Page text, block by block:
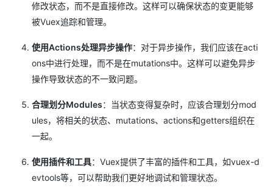
修改状态，而不是直接修改。这样可以确保状态的变更能够
被Vuex追踪和管理。
使用Actions处理异步操作：对于异步操作，我们应该在acti
ons中进行处理，而不是在mutations中。这样可以避免异步
操作导致状态的不一致问题。
合理划分Modules：当状态变得复杂时，应该合理划分mod
ules，将相关的状态、mutations、actions和getters组织在
一起。
使用插件和工具：Vuex提供了丰富的插件和工具，如vuex-d
evtools等，可以帮助我们更好地调试和管理状态。